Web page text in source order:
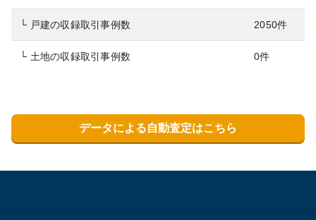
└ 戸建の収録取引事例数 2050件
└ 土地の収録取引事例数 0件
データによる自動査定はこちら